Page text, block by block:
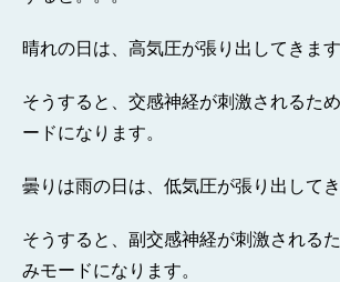
晴れの日は、高気圧が張り出してきます
そうすると、交感神経が刺激されるた
ードになります。
曇りは雨の日は、低気圧が張り出してき
そうすると、副交感神経が刺激される
みモードになります。